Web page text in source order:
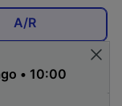
A/R